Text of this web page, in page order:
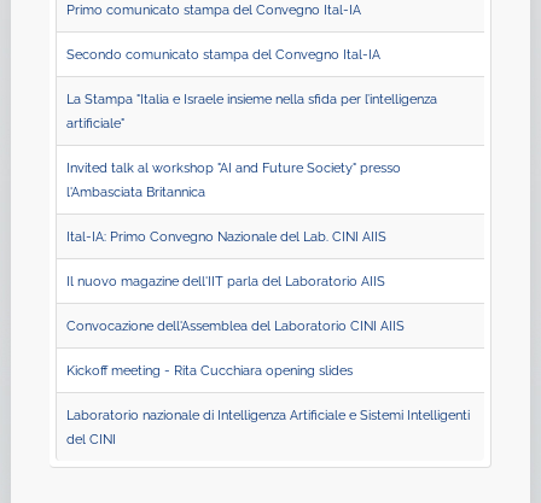
Primo comunicato stampa del Convegno Ital-IA
Secondo comunicato stampa del Convegno Ital-IA
La Stampa "Italia e Israele insieme nella sfida per l’intelligenza
artificiale"
Invited talk al workshop "AI and Future Society" presso
l'Ambasciata Britannica
Ital-IA: Primo Convegno Nazionale del Lab. CINI AIIS
Il nuovo magazine dell'IIT parla del Laboratorio AIIS
Convocazione dell'Assemblea del Laboratorio CINI AIIS
Kickoff meeting - Rita Cucchiara opening slides
Laboratorio nazionale di Intelligenza Artificiale e Sistemi Intelligenti
del CINI